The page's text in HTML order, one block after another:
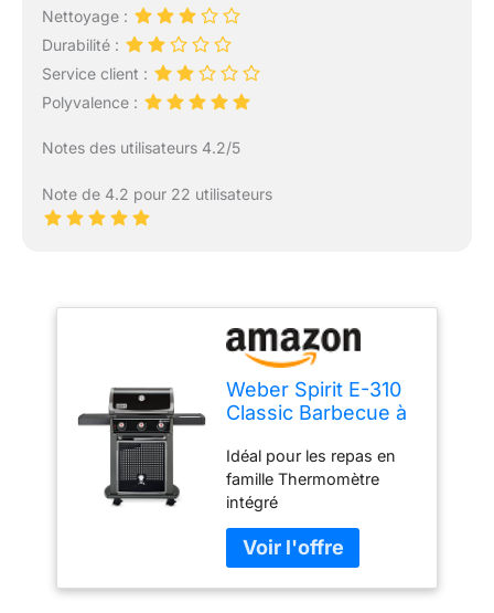
Nettoyage :
Durabilité :
Service client :
Polyvalence :
Notes des utilisateurs 4.2/5
Note de 4.2 pour 22 utilisateurs
Weber Spirit E-310
Classic Barbecue à
Surface de Cuisson
52 x 45cm, Grille de
Maintien au Chaud,
thermomètre,
Tablette Droite
Rabattable, 4 Roues
- Noir (46410056)
Idéal pour les repas en
famille Thermomètre
intégré